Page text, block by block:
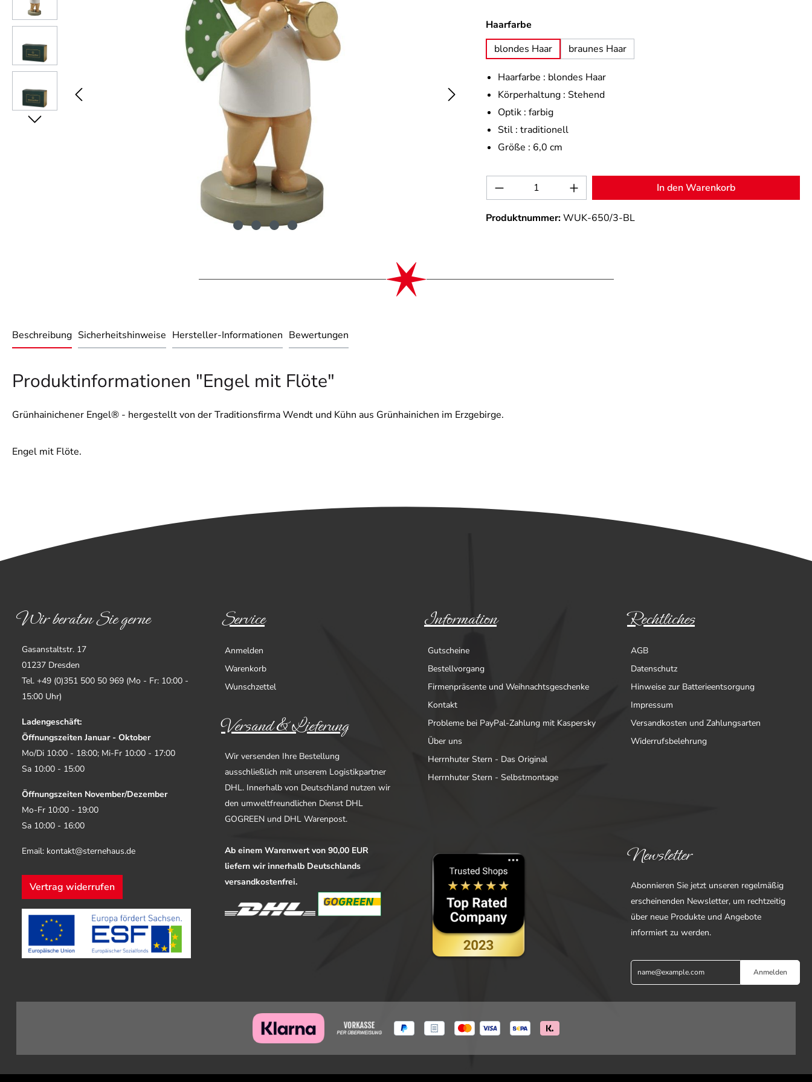
Haarfarbe
blondes Haar
braunes Haar
Haarfarbe : blondes Haar
Körperhaltung : Stehend
Optik : farbig
Stil : traditionell
Größe : 6,0 cm
Produkt Anzahl: Gib den gewünschten Wert ein
In den Warenkorb
Produktnummer:WUK-650/3-BL
Beschreibung Sicherheitshinweise Hersteller-Informationen Bewertungen
Produktinformationen "Engel mit Flöte"
Grünhainichener Engel® - hergestellt von der Traditionsfirma Wendt und Kühn aus Grünhainichen im Erzgebirge.
Engel mit Flöte.
Wir beraten Sie gerne
Gasanstaltstr. 17
01237 Dresden
Tel. +49 (0)351 500 50 969 (Mo - Fr: 10:00 -
15:00 Uhr)
Ladengeschäft:
Öffnungszeiten Januar - Oktober
Mo/Di 10:00 - 18:00; Mi-Fr 10:00 - 17:00
Sa 10:00 - 15:00
Öffnungszeiten November/Dezember
Mo-Fr 10:00 - 19:00
Sa 10:00 - 16:00
Email: kontakt@sternehaus.de
Vertrag widerrufen
Service
Anmelden
Warenkorb
Wunschzettel
Information
Gutscheine
Bestellvorgang
Firmenpräsente und Weihnachtsgeschenke
Kontakt
Probleme bei PayPal-Zahlung mit Kaspersky
Über uns
Herrnhuter Stern - Das Original
Herrnhuter Stern - Selbstmontage
Rechtliches
AGB
Datenschutz
Hinweise zur Batterieentsorgung
Impressum
Versandkosten und Zahlungsarten
Widerrufsbelehrung
Versand & Lieferung
Wir versenden Ihre Bestellung
ausschließlich mit unserem Logistikpartner
DHL. Innerhalb von Deutschland nutzen wir
den umweltfreundlichen Dienst DHL
GOGREEN und DHL Warenpost.
Ab einem Warenwert von 90,00 EUR
liefern wir innerhalb Deutschlands
versandkostenfrei.
Newsletter
Abonnieren Sie jetzt unseren regelmäßig
erscheinenden Newsletter, um rechtzeitig
über neue Produkte und Angebote
informiert zu werden.
Anmelden